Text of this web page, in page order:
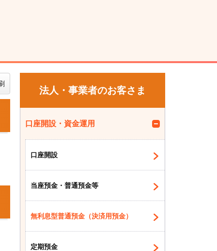
法人・事業者のお客さま
口座開設・資金運用
口座開設
当座預金・普通預金等
無利息型普通預金（決済用預金）
定期預金